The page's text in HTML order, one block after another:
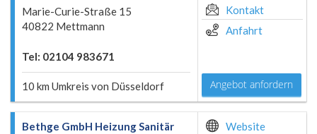
Marie-Curie-Straße 15
40822 Mettmann
Tel: 02104 983671
10 km Umkreis von Düsseldorf
Kontakt
Anfahrt
Angebot anfordern
Bethge GmbH Heizung Sanitär
Website